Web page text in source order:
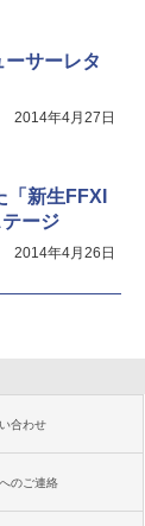
ーサーレタ
2014年4月27日
「新生FFXI
ージ
2014年4月26日
合わせ
のご連絡